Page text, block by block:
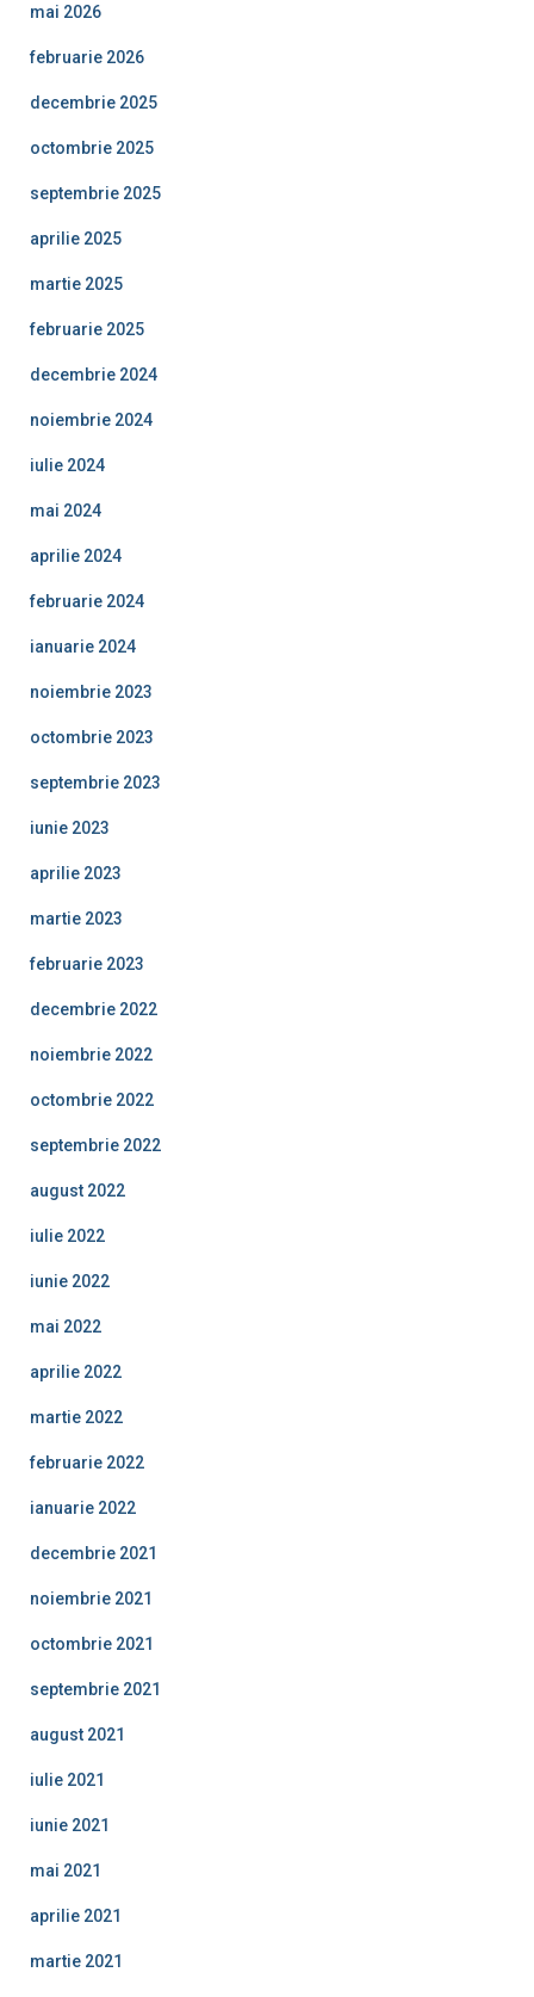
mai 2026
februarie 2026
decembrie 2025
octombrie 2025
septembrie 2025
aprilie 2025
martie 2025
februarie 2025
decembrie 2024
noiembrie 2024
iulie 2024
mai 2024
aprilie 2024
februarie 2024
ianuarie 2024
noiembrie 2023
octombrie 2023
septembrie 2023
iunie 2023
aprilie 2023
martie 2023
februarie 2023
decembrie 2022
noiembrie 2022
octombrie 2022
septembrie 2022
august 2022
iulie 2022
iunie 2022
mai 2022
aprilie 2022
martie 2022
februarie 2022
ianuarie 2022
decembrie 2021
noiembrie 2021
octombrie 2021
septembrie 2021
august 2021
iulie 2021
iunie 2021
mai 2021
aprilie 2021
martie 2021